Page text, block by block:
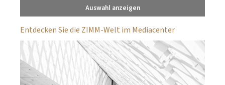
Auswahl anzeigen
Entdecken Sie die ZIMM-Welt im Mediacenter